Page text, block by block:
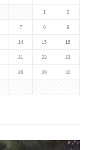
1 2
7 8 9
14 15 16
21 22 23
28 29 30